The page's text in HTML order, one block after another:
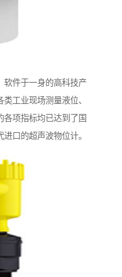
软件于一身的高科技产
工业现场测量液位、
各项指标均已达到了国
口的超声波物位计。